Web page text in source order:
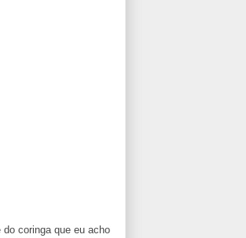
coringa que eu acho